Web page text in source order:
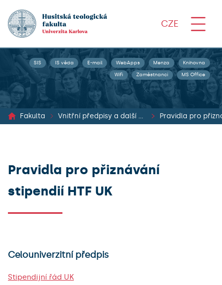
CZE
SIS IS věda E-mail WebApps Menza Knihovna
Wifi Zaměstnanci MS Office
Fakulta Vnitřní předpisy a další dokumenty Pravidla pro
Pravidla pro přiznávání
stipendií HTF UK
Celouniverzitní předpis
Stipendijní řád UK